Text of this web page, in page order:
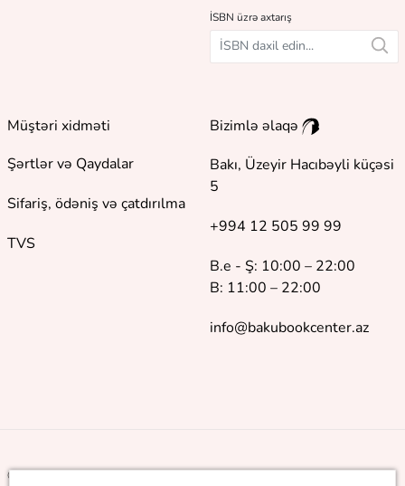
İSBN üzrə axtarış
Müştəri xidməti
Şərtlər və Qaydalar
Sifariş, ödəniş və çatdırılma
TVS
Bizimlə əlaqə
Bakı, Üzeyir Hacıbəyli küçəsi
5
+994 12 505 99 99
B.e - Ş: 10:00 – 22:00
B: 11:00 – 22:00
info@bakubookcenter.az
©2018 - 2026 Baku Book Center. Bütün hüquqlar qorunur